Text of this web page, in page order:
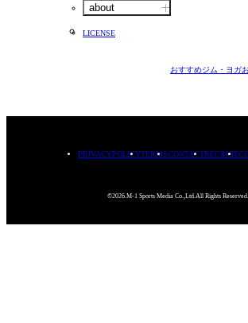
about
LICENSE
おすすめジム・ヨガ
PRIVACYPOLICYTERMSCONTACTRECRUIT
©2026.M-1 Sports Media Co.,Ltd.All Rights Reserved.